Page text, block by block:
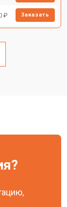
₽ Заказать